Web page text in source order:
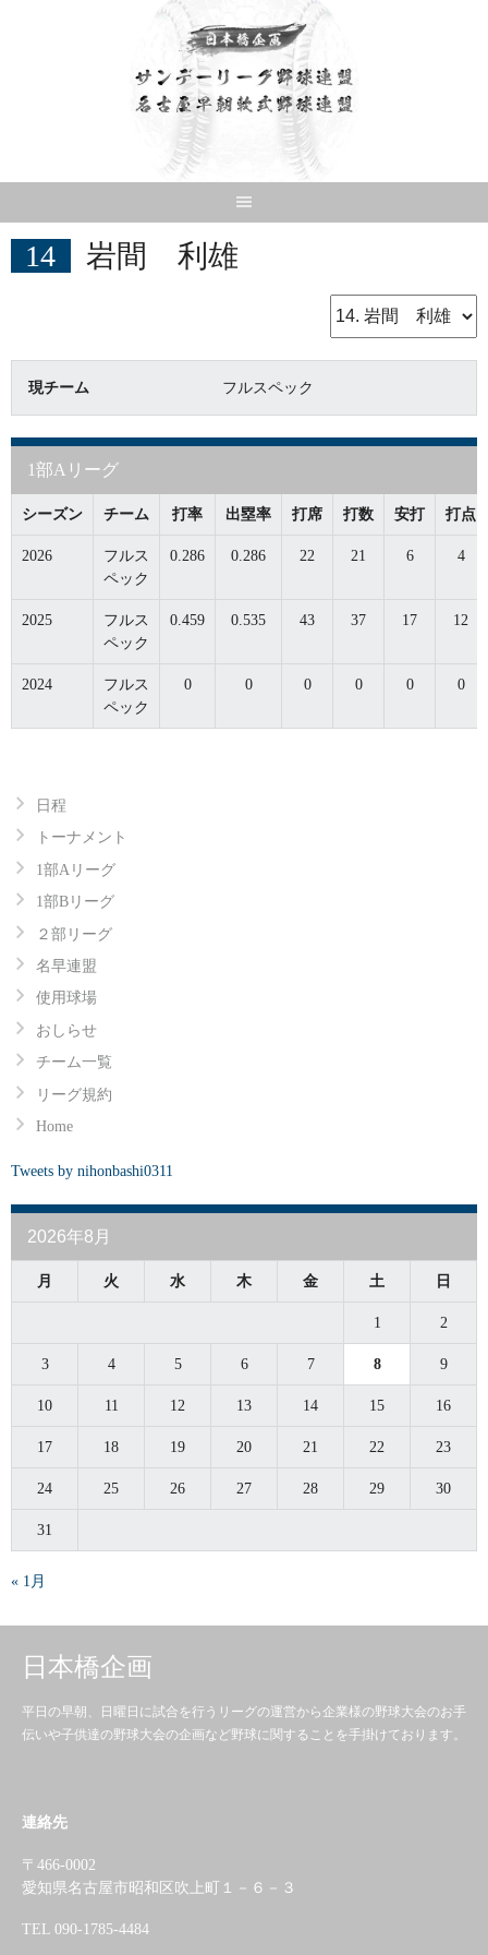
14 岩間 利雄
現チーム フルスペック
1部Aリーグ
シーズン チーム 打率 出塁率 打席 打数 安打 打点
2026
フルス
ペック
0.286 0.286 22 21 6 4
2025
フルス
ペック
0.459 0.535 43 37 17 12
2024
フルス
ペック
0 0 0 0 0 0
日程
トーナメント
1部Aリーグ
1部Bリーグ
２部リーグ
名早連盟
使用球場
おしらせ
チーム一覧
リーグ規約
Home
Tweets by nihonbashi0311
2026年8月
月 火 水 木 金 土 日
1 2
3 4 5 6 7 8 9
10 11 12 13 14 15 16
17 18 19 20 21 22 23
24 25 26 27 28 29 30
31
« 1月
日本橋企画
平日の早朝、日曜日に試合を行うリーグの運営から企業様の野球大会のお手
伝いや子供達の野球大会の企画など野球に関することを手掛けております。
連絡先
〒466-0002
愛知県名古屋市昭和区吹上町１－６－３
TEL 090-1785-4484